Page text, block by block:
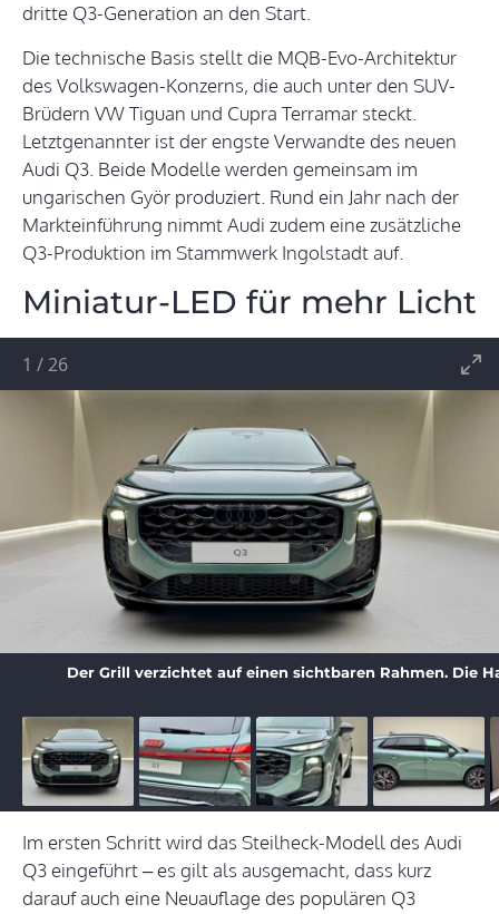
dritte Q3-Generation an den Start.
Die technische Basis stellt die MQB-Evo-Architektur
des Volkswagen-Konzerns, die auch unter den SUV-
Brüdern VW Tiguan und Cupra Terramar steckt.
Letztgenannter ist der engste Verwandte des neuen
Audi Q3. Beide Modelle werden gemeinsam im
ungarischen Györ produziert. Rund ein Jahr nach der
Markteinführung nimmt Audi zudem eine zusätzliche
Q3-Produktion im Stammwerk Ingolstadt auf.
Miniatur-LED für mehr Licht
Der Grill verzichtet auf einen sichtbaren Rahmen. Die
1 /26
Im ersten Schritt wird das Steilheck-Modell des Audi
Q3 eingeführt – es gilt als ausgemacht, dass kurz
darauf auch eine Neuauflage des populären Q3